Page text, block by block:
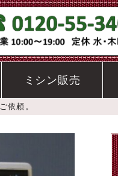
ミシン販売
依頼。